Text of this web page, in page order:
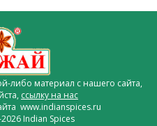
либо материал с нашего сайта,
ссылку на нас
www.indianspices.ru
Indian Spices